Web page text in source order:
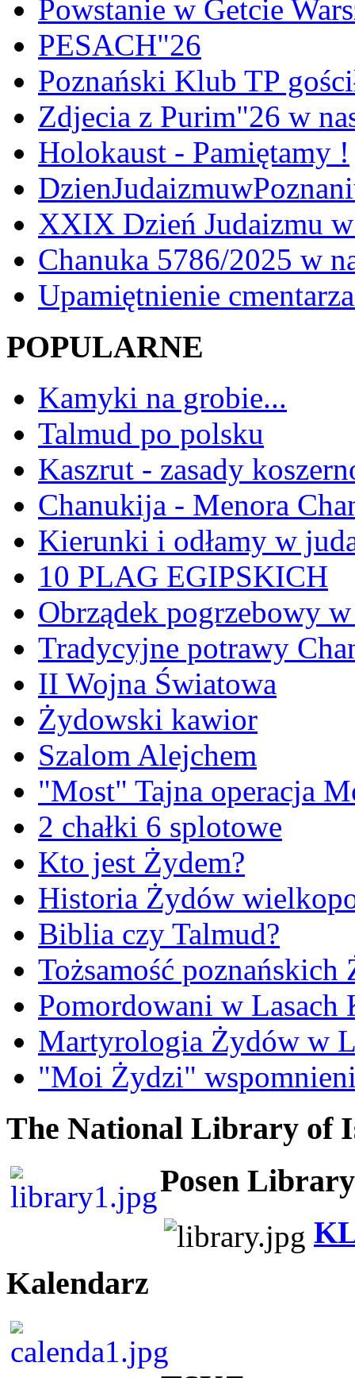
Powstanie w Getcie
PESACH"26
Poznański Klub TP
Zdjecia z Purim"26 w
Holokaust - Pamiętamy !
XXIX Dzień Judaizmu
Chanuka 5786/2025 w
Upamiętnienie
POPULARNE
Kamyki na grobie...
Talmud po polsku
Kaszrut - zasady
Chanukija - Menora
Kierunki i odłamy w
10 PLAG EGIPSKICH
Obrządek pogrzebowy
Tradycyjne potrawy
II Wojna Światowa
Żydowski kawior
Szalom Alejchem
"Most" Tajna operacja
2 chałki 6 splotowe
Kto jest Żydem?
Historia Żydów
Biblia czy Talmud?
Tożsamość poznańskich
Pomordowani w Lasach
Martyrologia Żydów w
"Moi Żydzi"
The National Library of
Posen Library
Kalendarz